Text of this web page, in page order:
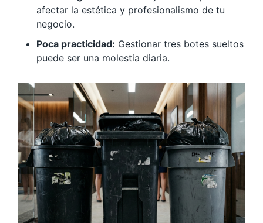
afectar la estética y profesionalismo de tu
negocio.
Poca practicidad: Gestionar tres botes sueltos
puede ser una molestia diaria.